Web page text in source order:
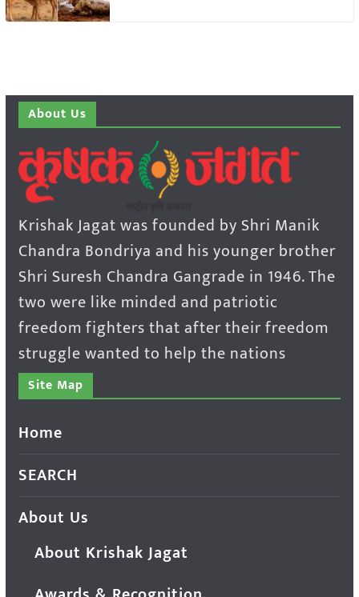
About Us
Krishak Jagat was founded by Shri Manik
Chandra Bondriya and his younger brother
Shri Suresh Chandra Gangrade in 1946. The
two were like minded and patriotic
freedom fighters that after their freedom
struggle wanted to help the nations
Site Map
Home
SEARCH
About Us
About Krishak Jagat